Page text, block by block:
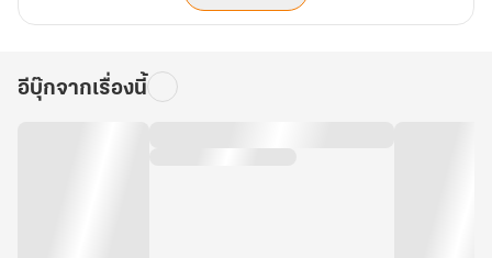
อีบุ๊กจากเรื่องนี้